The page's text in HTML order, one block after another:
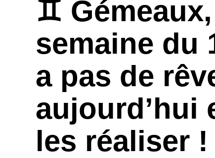
♊
semaine du
a pas de
aujourd’hui
les réaliser !